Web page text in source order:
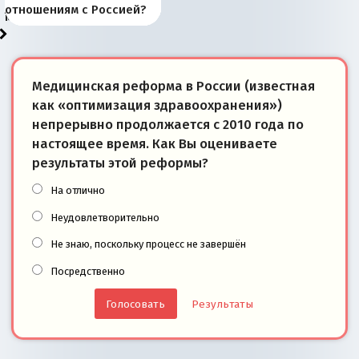
моря
победители
«переобувании» хозяев
суверенной экономике
Анкориджа
внутренней политике
отношениям с Россией?
Медицинская реформа в России (известная
как «оптимизация здравоохранения»)
непрерывно продолжается с 2010 года по
настоящее время. Как Вы оцениваете
результаты этой реформы?
На отлично
Неудовлетворительно
Не знаю, поскольку процесс не завершён
Посредственно
Результаты